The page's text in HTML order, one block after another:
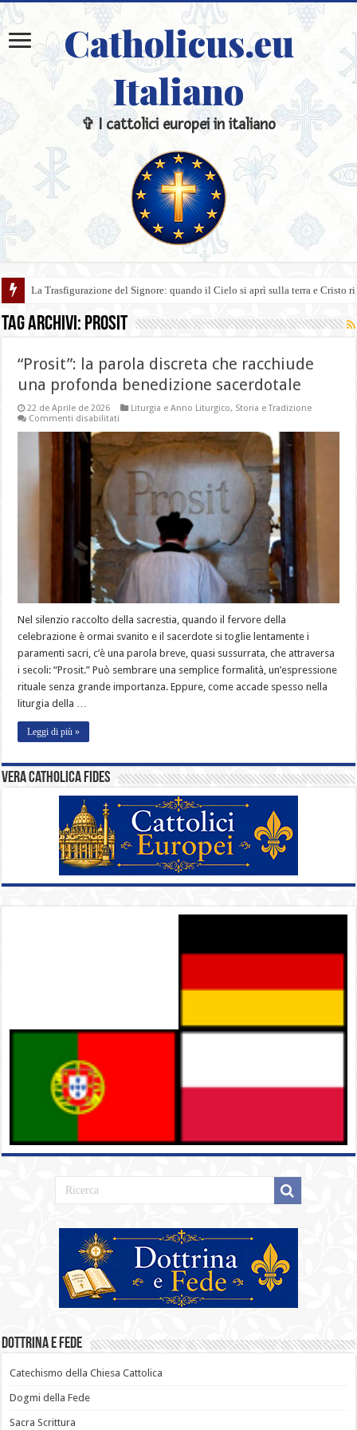
Catholicus.eu
Italiano
✞ I cattolici europei in italiano
La Trasfigurazione del Signore: quando il Cielo si aprì sulla terra e Cristo
Tag Archivi: Prosit
“Prosit”: la parola discreta che racchiude
una profonda benedizione sacerdotale
22 de Aprile de 2026 Liturgia e Anno Liturgico, Storia e Tradizione
Commenti disabilitati
parola
discreta
che
racchiude
benedizione
sacerdotale
Nel silenzio raccolto della sacrestia, quando il fervore della
celebrazione è ormai svanito e il sacerdote si toglie lentamente i
paramenti sacri, c’è una parola breve, quasi sussurrata, che attraversa
i secoli: “Prosit.” Può sembrare una semplice formalità, un’espressione
rituale senza grande importanza. Eppure, come accade spesso nella
liturgia della …
Leggi di più »
Vera catholica fides
Dottrina e Fede
Catechismo della Chiesa Cattolica
Dogmi della Fede
Sacra Scrittura